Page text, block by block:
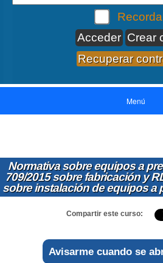
Crear
Recuperar
Menú
Normativa sobre equipos a
709/2015 sobre fabricación y
sobre instalación de equipos a
Compartir este curso:
Avisarme cuando se